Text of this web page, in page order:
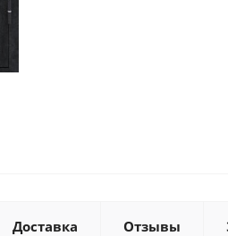
Доставка Отзывы